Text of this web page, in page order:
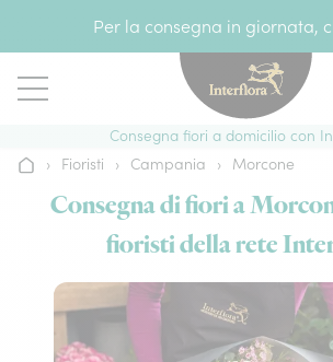
Per la consegna in giornata,
Consegna fiori a domicilio con
Home› Fioristi › Campania › Morcone
Consegna di fiori a
fioristi della rete